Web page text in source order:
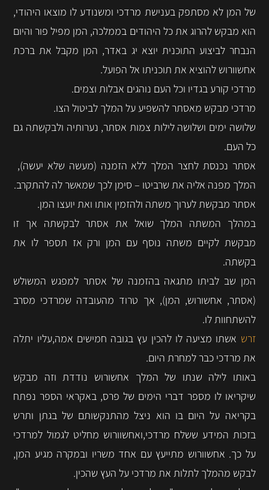
של המן לא מסתפק בענישת מרדכי ומשנודע לו מוצאו היהודי,
הוא מבקש להרוג את כל היהודים בממלכה, המן מפיל פור והיום
הנבחר לביצוע התוכנית יוצא יג באדר, המן מקבל את ברכת
אחשוורוש להוציא את תוכניתו אל הפועל.
מרדכי קורע בגדיו וכל העם נוהגים אבלות וצמים.
מרדכי מבקש מאסתר להשפיע על המלך לביטול הצו.
שלושה ימים ושלושה לילות צמות אסתר, נערותיה ולבקשתה גם
כל העם.
אסתר נכנסת לחצר המלך ללא הזמנה (מעשה שלא יעשה),
המלך מפנה אליה את שרביטו – סימן לכך שמאשר לה להתקרב.
אסתר מבקשת לערוך משתה ולהזמין אותו ואת יועצו המן.
במהלך המשתה המלך שואל את אסתר לבקשתה אך זו
מבקשת לקיים משתה נוסף עם המן ורק אז תספר לו את
בקשתה.
המן שב לביתו מתגאה בהזמנה של אסתר למפגש המשולש
(אסתר, אחשורוש, המן), אך טרוד מהעובדה שמרדכי מסרב
להשתחוות לו.
זרש אשתו מציעה לו להכין עץ בגובה חמישים אמה,עליו יתלה
את מרדכי כבר למחרת היום.
באותו לילה שנתו של המלך אחשורוש נודדת וזה מבקש
שיקריאו לו מספר דברי הימים של פרס, באקראי הספר נפתח
בקריאה על היום בו הוא ניצל מהתנקשותם של בגתן ותרש
בזכות המידע ששלח מרדכי,ואחשוורוש מחליט לגמול למרדכי
על כך. אחשוורוש מתייעץ עם אחד משריו ובמקרה מגיע המן,
לבקש מהמלך לתלות את מרדכי על העץ שהכין.